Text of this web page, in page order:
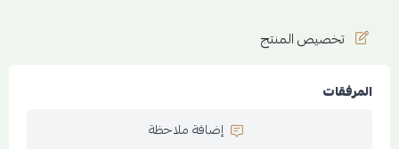
تخصيص المنتج
المرفقات
إضافة ملاحظة